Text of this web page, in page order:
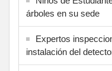
árboles en su sede
Expertos
instalación del